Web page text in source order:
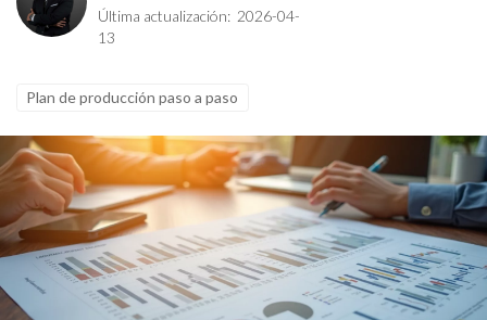
Última actualización: 2026-04-
13
Plan de producción paso a paso